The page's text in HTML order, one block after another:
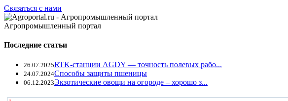
Связаться с нами
Агропромышленный портал
Последние статьи
26.07.2025RTK-станции AGDY — точность полевых рабо...
24.07.2024Способы защиты пшеницы
06.12.2023Экзотические овощи на огороде – хорошо з...